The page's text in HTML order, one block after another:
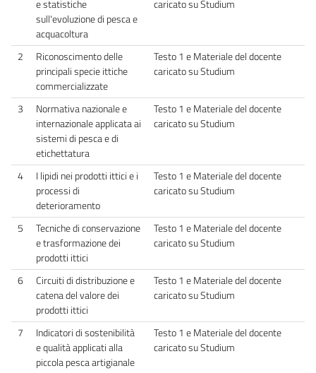
e statistiche
sull'evoluzione di pesca e
acquacoltura
caricato su Studium
2
Riconoscimento delle
principali specie ittiche
commercializzate
Testo 1 e Materiale del docente
caricato su Studium
3
Normativa nazionale e
internazionale applicata ai
sistemi di pesca e di
etichettatura
Testo 1 e Materiale del docente
caricato su Studium
4
I lipidi nei prodotti ittici e i
processi di
deterioramento
Testo 1 e Materiale del docente
caricato su Studium
5
Tecniche di conservazione
e trasformazione dei
prodotti ittici
Testo 1 e Materiale del docente
caricato su Studium
6
Circuiti di distribuzione e
catena del valore dei
prodotti ittici
Testo 1 e Materiale del docente
caricato su Studium
7
Indicatori di sostenibilità
e qualità applicati alla
piccola pesca artigianale
Testo 1 e Materiale del docente
caricato su Studium